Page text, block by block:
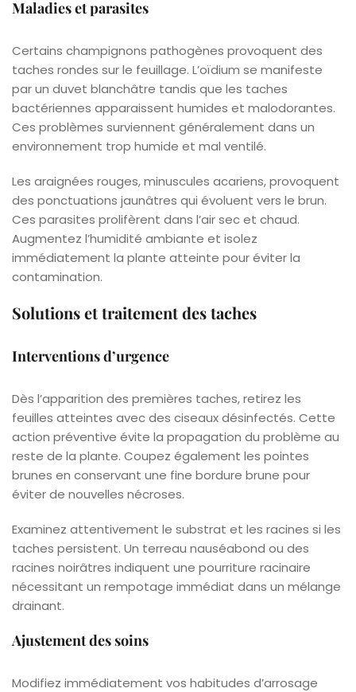
Maladies et parasites
Certains champignons pathogènes provoquent des
taches rondes sur le feuillage. L’oïdium se manifeste
par un duvet blanchâtre tandis que les taches
bactériennes apparaissent humides et malodorantes.
Ces problèmes surviennent généralement dans un
environnement trop humide et mal ventilé.
Les araignées rouges, minuscules acariens, provoquent
des ponctuations jaunâtres qui évoluent vers le brun.
Ces parasites prolifèrent dans l’air sec et chaud.
Augmentez l’humidité ambiante et isolez
immédiatement la plante atteinte pour éviter la
contamination.
Solutions et traitement des taches
Interventions d’urgence
Dès l’apparition des premières taches, retirez les
feuilles atteintes avec des ciseaux désinfectés. Cette
action préventive évite la propagation du problème au
reste de la plante. Coupez également les pointes
brunes en conservant une fine bordure brune pour
éviter de nouvelles nécroses.
Examinez attentivement le substrat et les racines si les
taches persistent. Un terreau nauséabond ou des
racines noirâtres indiquent une pourriture racinaire
nécessitant un rempotage immédiat dans un mélange
drainant.
Ajustement des soins
Modifiez immédiatement vos habitudes d’arrosage